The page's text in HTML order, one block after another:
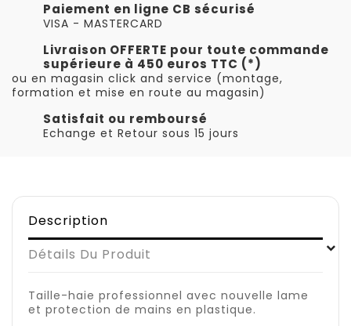
Paiement en ligne CB sécurisé
VISA - MASTERCARD
Livraison OFFERTE pour toute commande
supérieure à 450 euros TTC (*)
ou en magasin click and service (montage,
formation et mise en route au magasin)
Satisfait ou remboursé
Echange et Retour sous 15 jours
Description
Détails Du Produit
Taille-haie professionnel avec nouvelle lame
et protection de mains en plastique.